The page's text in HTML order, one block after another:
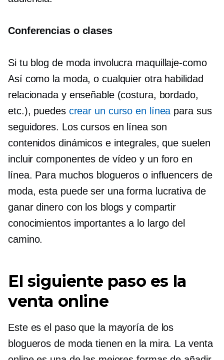
Conferencias o clases
Si tu blog de moda involucra maquillaje-como
Así como la moda, o cualquier otra habilidad
relacionada y enseñable (costura, bordado,
etc.), puedes crear un curso en línea para sus
seguidores. Los cursos en línea son
contenidos dinámicos e integrales, que suelen
incluir componentes de vídeo y un foro en
línea. Para muchos blogueros o influencers de
moda, esta puede ser una forma lucrativa de
ganar dinero con los blogs y compartir
conocimientos importantes a lo largo del
camino.
El siguiente paso es la
venta online
Este es el paso que la mayoría de los
blogueros de moda tienen en la mira. La venta